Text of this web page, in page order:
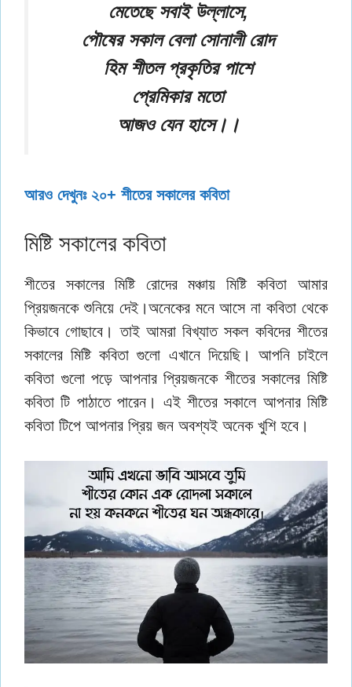
মেতেছে সবাই উল্লাসে,
পৌষের সকাল বেলা সোনালী রোদ
হিম শীতল প্রকৃতির পাশে
প্রেমিকার মতো
আজও যেন হাসে।।
আরও দেখুনঃ ২০+ শীতের সকালের কবিতা
মিষ্টি সকালের কবিতা
শীতের সকালের মিষ্টি রোদের মঞ্চায় মিষ্টি কবিতা আমার
প্রিয়জনকে শুনিয়ে দেই।অনেকের মনে আসে না কবিতা থেকে
কিভাবে গোছাবে। তাই আমরা বিখ্যাত সকল কবিদের শীতের
সকালের মিষ্টি কবিতা গুলো এখানে দিয়েছি। আপনি চাইলে
কবিতা গুলো পড়ে আপনার প্রিয়জনকে শীতের সকালের মিষ্টি
কবিতা টি পাঠাতে পারেন। এই শীতের সকালে আপনার মিষ্টি
কবিতা টিপে আপনার প্রিয় জন অবশ্যই অনেক খুশি হবে।